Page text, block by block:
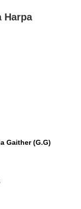
Harpa
Gaither (G.G)